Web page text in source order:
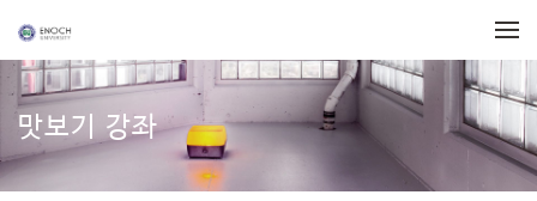
맛보기 강좌